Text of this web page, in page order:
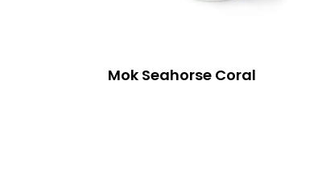
Mok Seahorse Coral